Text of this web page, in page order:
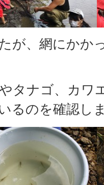
が、網にかか
タナゴ、カワ
るのを確認し